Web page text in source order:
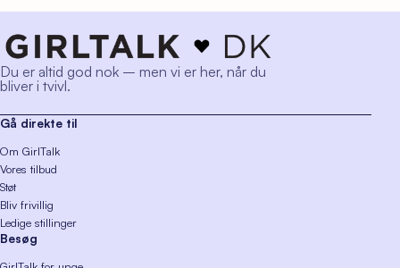
Du er altid god nok – men vi er her, når du
bliver i tvivl.
Gå direkte til
Om GirlTalk
Vores tilbud
Støt
Bliv frivillig
Ledige stillinger
Besøg